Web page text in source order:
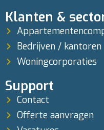
Klanten &
Bedrijven / kantoren
Woningcorporaties
Support
Contact
Offerte aanvragen